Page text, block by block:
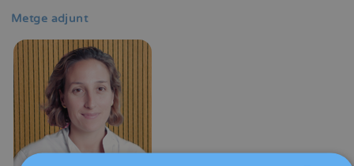
d'Ariadna
Metge adjunt